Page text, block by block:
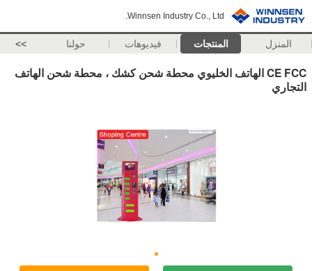
Winnsen Industry Co., Ltd.
المنزل المنتجات فيديوهات حولنا >>
CE FCC الهاتف الخليوي محطة شحن كشك ، محطة شحن الهاتف
التجاري